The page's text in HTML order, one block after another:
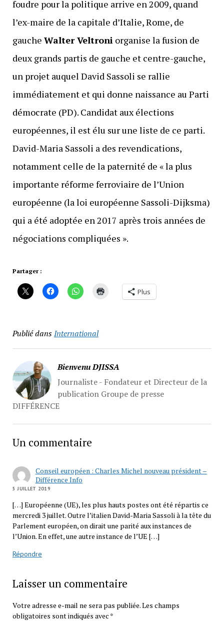
foudre pour la politique arrive en 2009, quand
l’ex-maire de la capitale d’Italie, Rome, de
gauche Walter Veltroniorganise la fusion de
deux grands partis de gauche et centre-gauche,
un projet auquel David Sassoli se rallie
immédiatement et qui donne naissance au Parti
démocrate (PD). Candidat aux élections
européennes, il est élu sur une liste de ce parti.
David-Maria Sassoli a des revendications,
notamment celle de la paternité de « la plus
importante réforme ferroviaire de l’Union
européenne (la loi européenne Sassoli-Dijksma)
qui a été adoptée en 2017 après trois années de
négociations compliquées ».
Partager :
Plus
Publié dansInternational
Bienvenu DJISSA
Journaliste - Fondateur et Directeur de la
publication Groupe de presse
DIFFÉRENCE
Un commentaire
Conseil européen : Charles Michel nouveau président –
Différence Info
5 JUILLET 2019
[…] Européenne (UE), les plus hauts postes ont été répartis ce
mercredi 3 juillet. Outre l’italien David-Maria Sassoli à la tête du
Parlement européen, on dirait une parité aux instances de
l’Union. En effet, une autre instance de l’UE […]
Répondre
Laisser un commentaire
Votre adresse e-mail ne sera pas publiée.Les champs
obligatoires sont indiqués avec *